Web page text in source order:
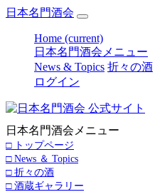
日本名門酒会
Home (current)
日本名門酒会メニュー
News & Topics 折々の酒
ログイン
日本名門酒会メニュー
□ トップページ
□ News ＆ Topics
□ 折々の酒
□ 酒蔵ギャラリー